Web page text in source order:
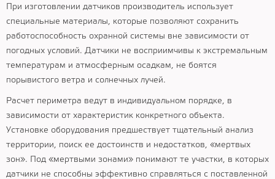
При изготовлении датчиков производитель использует
специальные материалы, которые позволяют сохранить
работоспособность охранной системы вне зависимости от
погодных условий. Датчики не восприимчивы к экстремальным
температурам и атмосферным осадкам, не боятся
порывистого ветра и солнечных лучей.
Расчет периметра ведут в индивидуальном порядке, в
зависимости от характеристик конкретного объекта.
Установке оборудования предшествует тщательный анализ
территории, поиск ее достоинств и недостатков, «мертвых
зон». Под «мертвыми зонами» понимают те участки, в которых
датчики не способны эффективно справляться с поставленной